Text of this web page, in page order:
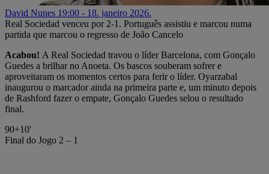
David Nunes 19:00 - 18. janeiro 2026.
Real Sociedad venceu por 2-1. Português assistiu e marcou numa
partida que marcou o regresso de João Cancelo
Acabou! A Real Sociedad travou o líder Barcelona, com Gonçalo
Guedes a brilhar no Anoeta. Os bascos souberam sofrer e
aproveitaram os momentos certos para ferir o líder. Oyarzabal
inaugurou o marcador ainda na primeira parte e, um minuto depois
de Rashford fazer o empate, Gonçalo Guedes selou o resultado
final.
90+10'
Final do Jogo 2 – 1